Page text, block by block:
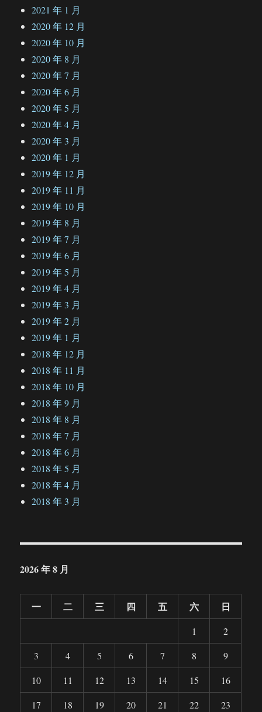
2021 年 1 月
2020 年 12 月
2020 年 10 月
2020 年 8 月
2020 年 7 月
2020 年 6 月
2020 年 5 月
2020 年 4 月
2020 年 3 月
2020 年 1 月
2019 年 12 月
2019 年 11 月
2019 年 10 月
2019 年 8 月
2019 年 7 月
2019 年 6 月
2019 年 5 月
2019 年 4 月
2019 年 3 月
2019 年 2 月
2019 年 1 月
2018 年 12 月
2018 年 11 月
2018 年 10 月
2018 年 9 月
2018 年 8 月
2018 年 7 月
2018 年 6 月
2018 年 5 月
2018 年 4 月
2018 年 3 月
2026 年 8 月
一 二 三 四 五 六 日
1
2
3
4 5 6 7 8
9
10
11 12 13 14 15
16
17
18 19 20 21 22
23